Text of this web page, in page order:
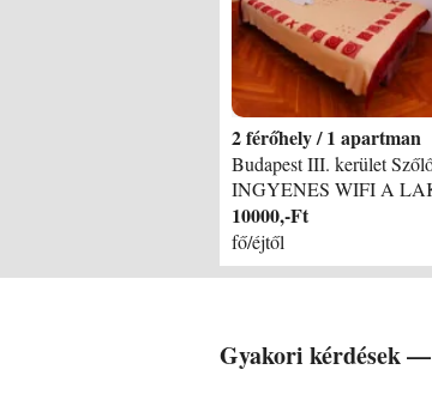
2 /1 apartman
10000,-Ft
fő/éjtől
Gyakori kérdések —